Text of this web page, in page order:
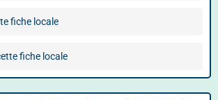
fiche locale
fiche locale